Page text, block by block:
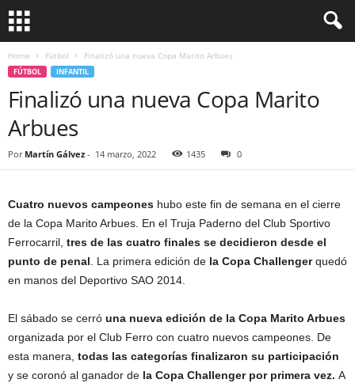
Home Fútbol Finalizó una nueva Copa Marito Arbues
FÚTBOL INFANTIL
Finalizó una nueva Copa Marito
Arbues
Por Martín Gálvez - 14 marzo, 2022 1435 0
Cuatro nuevos campeones hubo este fin de semana en el cierre
de la Copa Marito Arbues. En el Truja Paderno del Club Sportivo
Ferrocarril, tres de las cuatro finales se decidieron desde el
punto de penal . La primera edición de la Copa Challengerquedó
en manos del Deportivo SAO 2014.
El sábado se cerró una nueva edición de la Copa Marito Arbues
organizada por el Club Ferro con cuatro nuevos campeones. De
esta manera, todas las categorías finalizaron su participación
y se coronó al ganador de la Copa Challenger por primera vez. A